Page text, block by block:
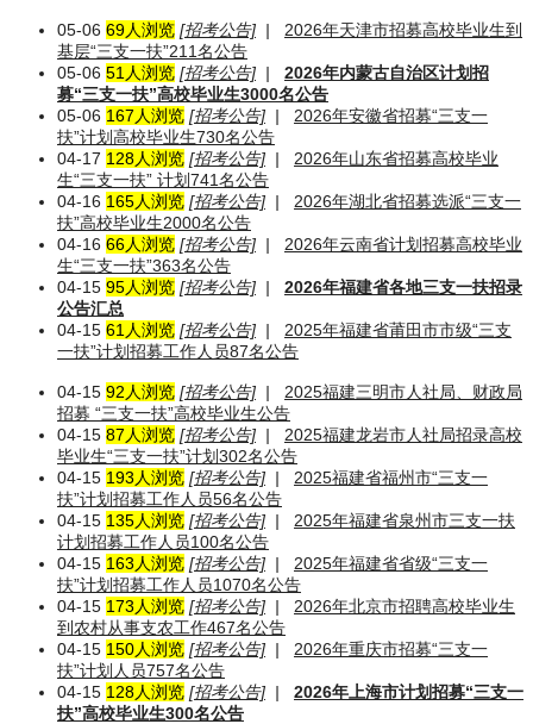
05-06 69人浏览 [招考公告] |
2026年天津市招募高校毕业生到
基层“三支一扶”211名公告
05-06 51人浏览 [招考公告] |
2026年内蒙古自治区计划招
募“三支一扶”高校毕业生3000名公告
05-06 167人浏览 [招考公告] |
2026年安徽省招募“三支一
扶”计划高校毕业生730名公告
04-17 128人浏览 [招考公告] |
2026年山东省招募高校毕业
生“三支一扶” 计划741名公告
04-16 165人浏览 [招考公告] |
2026年湖北省招募选派“三支一
扶”高校毕业生2000名公告
04-16 66人浏览 [招考公告] |
2026年云南省计划招募高校毕业
生“三支一扶”363名公告
04-15 95人浏览 [招考公告] |
2026年福建省各地三支一扶招录
公告汇总
04-15 61人浏览 [招考公告] |
2025年福建省莆田市市级“三支
一扶”计划招募工作人员87名公告
04-15 92人浏览 [招考公告] |
2025福建三明市人社局、财政局
招募 “三支一扶”高校毕业生公告
04-15 87人浏览 [招考公告] |
2025福建龙岩市人社局招录高校
毕业生“三支一扶”计划302名公告
04-15 193人浏览 [招考公告] |
2025福建省福州市“三支一
扶”计划招募工作人员56名公告
04-15 135人浏览 [招考公告] |
2025年福建省泉州市三支一扶
计划招募工作人员100名公告
04-15 163人浏览 [招考公告] |
2025年福建省省级“三支一
扶”计划招募工作人员1070名公告
04-15 173人浏览 [招考公告] |
2026年北京市招聘高校毕业生
到农村从事支农工作467名公告
04-15 150人浏览 [招考公告] |
2026年重庆市招募“三支一
扶”计划人员757名公告
04-15 128人浏览 [招考公告] |
2026年上海市计划招募“三支一
扶”高校毕业生300名公告